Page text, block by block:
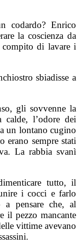
codardo? Enrico
la coscienza da
compito di lavare i
sbiadisse a
gli sovvenne la
calde, l’odore dei
un lontano cugino
erano sempre stati
La rabbia svanì
tutto, il
i cocci e farlo
pensare che, al
il pezzo mancante
vittime avevano